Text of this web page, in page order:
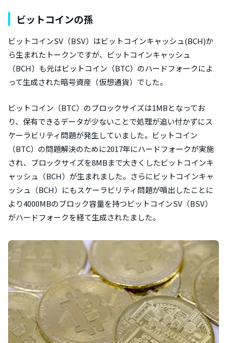
ビットコインの孫
ビットコインSV（BSV）はビットコインキャッシュ(BCH)か
ら生まれたトークンですが、ビットコインキャッシュ
（BCH）も元はビットコイン（BTC）のハードフォークによ
って生成された暗号資産（仮想通貨）でした。
ビットコイン（BTC）のブロックサイズは1MBとなってお
り、保有できるデータが少ないことで処理が追い付かずにス
ケーラビリティ問題が発生していました。ビットコイン
（BTC）の問題解決のために2017年にハードフォークが実施
され、ブロックサイズを8MBまで大きくしたビットコインキ
ャッシュ（BCH）が生まれました。さらにビットコインキャ
ッシュ（BCH）にもスケーラビリティ問題が噴出したことに
より4000MBのブロック容量を持つビットコインSV（BSV）
がハードフォークを経て生成されたました。